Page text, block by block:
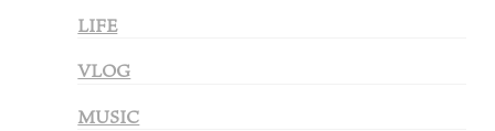
LIFE
VLOG
MUSIC